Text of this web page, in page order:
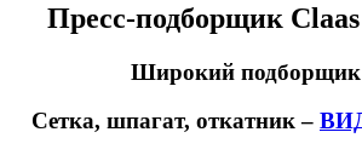
Пресс-подборщик
Широкий
Сетка, шпагат, откатник –